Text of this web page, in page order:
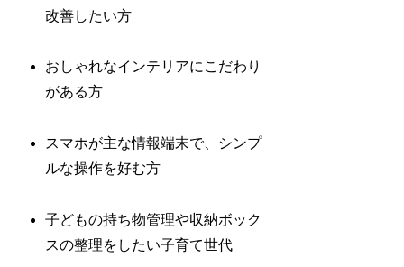
改善したい方
おしゃれなインテリアにこだわり
がある方
スマホが主な情報端末で、シンプ
ルな操作を好む方
子どもの持ち物管理や収納ボック
スの整理をしたい子育て世代